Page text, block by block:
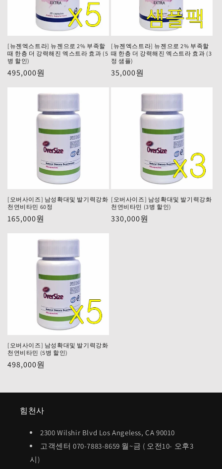
[뉴젠엑스트라] 뉴젠으로 2% 부족할
때 한층 더 강력해진 엑스트라 효과 (5
병 할인)
정
495,000원
[뉴젠엑스트라] 뉴젠으로 2% 부족할
때 한층 더 강력해진 엑스트라 효과 (3
정 샘플)
정
35,000원
[오버사이즈] 남성확대및 발기력강화
천연비타민 60정
정
165,000원
[오버사이즈] 남성확대및 발기력강화
천연비타민 (3병 할인)
정
330,000원
[오버사이즈] 남성확대및 발기력강화
천연비타민 (5병 할인)
정
498,000원
힘천사
2300 Wilshir Blvd Los Angeless, CA 90010
고객센터 070-7883-8659 월~금 ( 오전10- 오후3
시)